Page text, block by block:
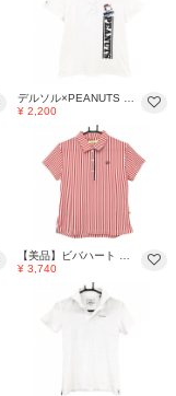
デルソル×PEANUTS 半袖ポロシャツ 白 スヌーピー レディース LL ゴルフウェア DELSOL
¥ 2,200
【美品】ビバハート 半袖ポロシャツ 白×レッド ストライプ ロゴ刺しゅう レディース 42(L) ゴルフウェア VIVA HEART
¥ 3,740